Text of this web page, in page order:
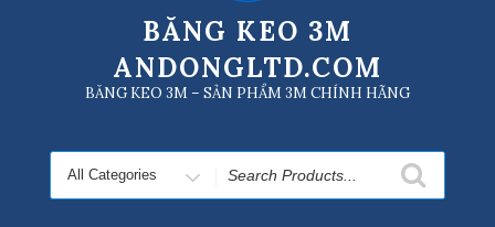
BĂNG KEO 3M
ANDONGLTD.COM
BĂNG KEO 3M – SẢN PHẨM 3M CHÍNH HÃNG
Search
for